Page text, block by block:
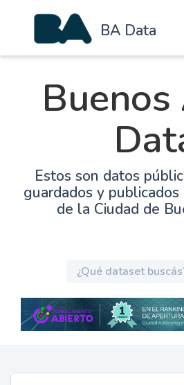
BA Data
Estos son datos
guardados y
de la Ciudad de